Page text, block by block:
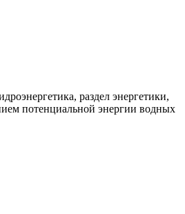
раздел энергетики,
потенциальной энергии водных